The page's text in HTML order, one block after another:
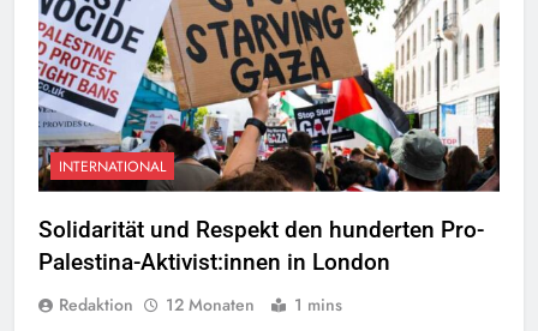
INTERNATIONAL
Solidarität und Respekt den hunderten Pro-
Palestina-Aktivist:innen in London
Redaktion 12 Monaten 1 mins